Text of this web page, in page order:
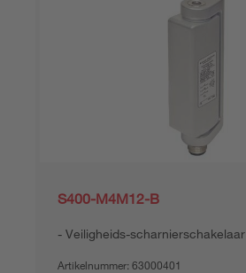
S400-M4M12-B
Veiligheids-scharnierschakelaar
Artikelnummer: 63000401